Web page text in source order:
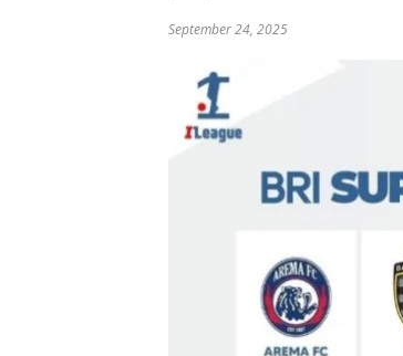
September 24, 2025